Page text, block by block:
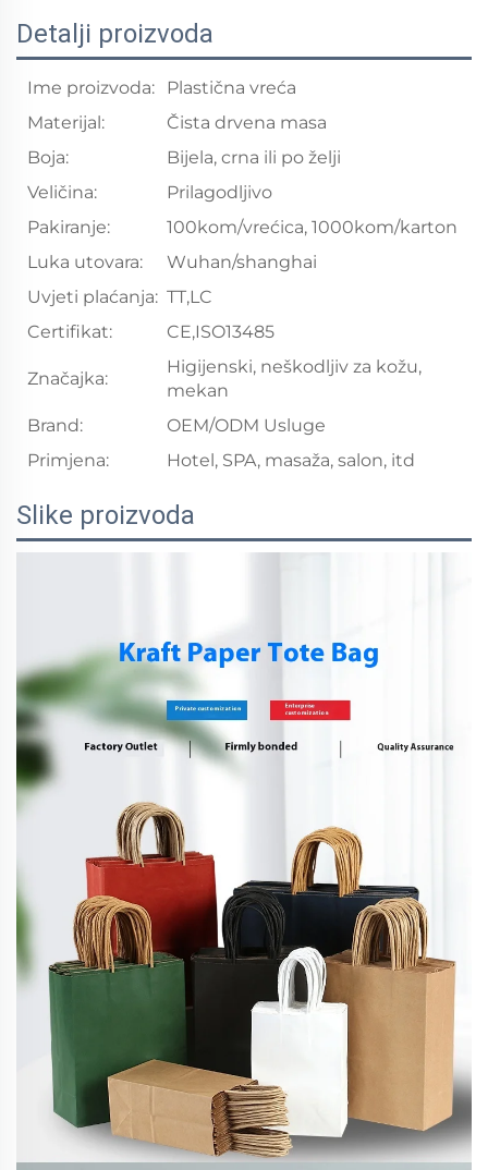
Detalji proizvoda
Ime proizvoda:
Plastična vreća
Materijal:
Čista drvena masa
Boja:
Bijela, crna ili po želji
Veličina:
Prilagodljivo
Pakiranje:
100kom/vrećica, 1000kom/karton
Luka utovara:
Wuhan/shanghai
Uvjeti plaćanja: TT,LC
Certifikat:
CE,ISO13485
Značajka:
Higijenski, neškodljiv za kožu,
mekan
Brand:
OEM/ODM Usluge
Primjena:
Hotel, SPA, masaža, salon, itd
Slike proizvoda